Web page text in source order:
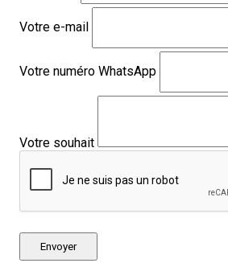
Votre e-mail
Votre numéro WhatsApp
Votre souhait
Envoyer